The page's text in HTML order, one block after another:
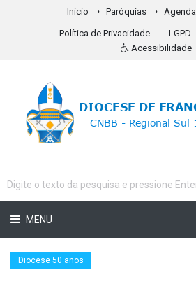
Início Paróquias Agenda
Política de Privacidade LGPD
Acessibilidade
MENU
Diocese 50 anos